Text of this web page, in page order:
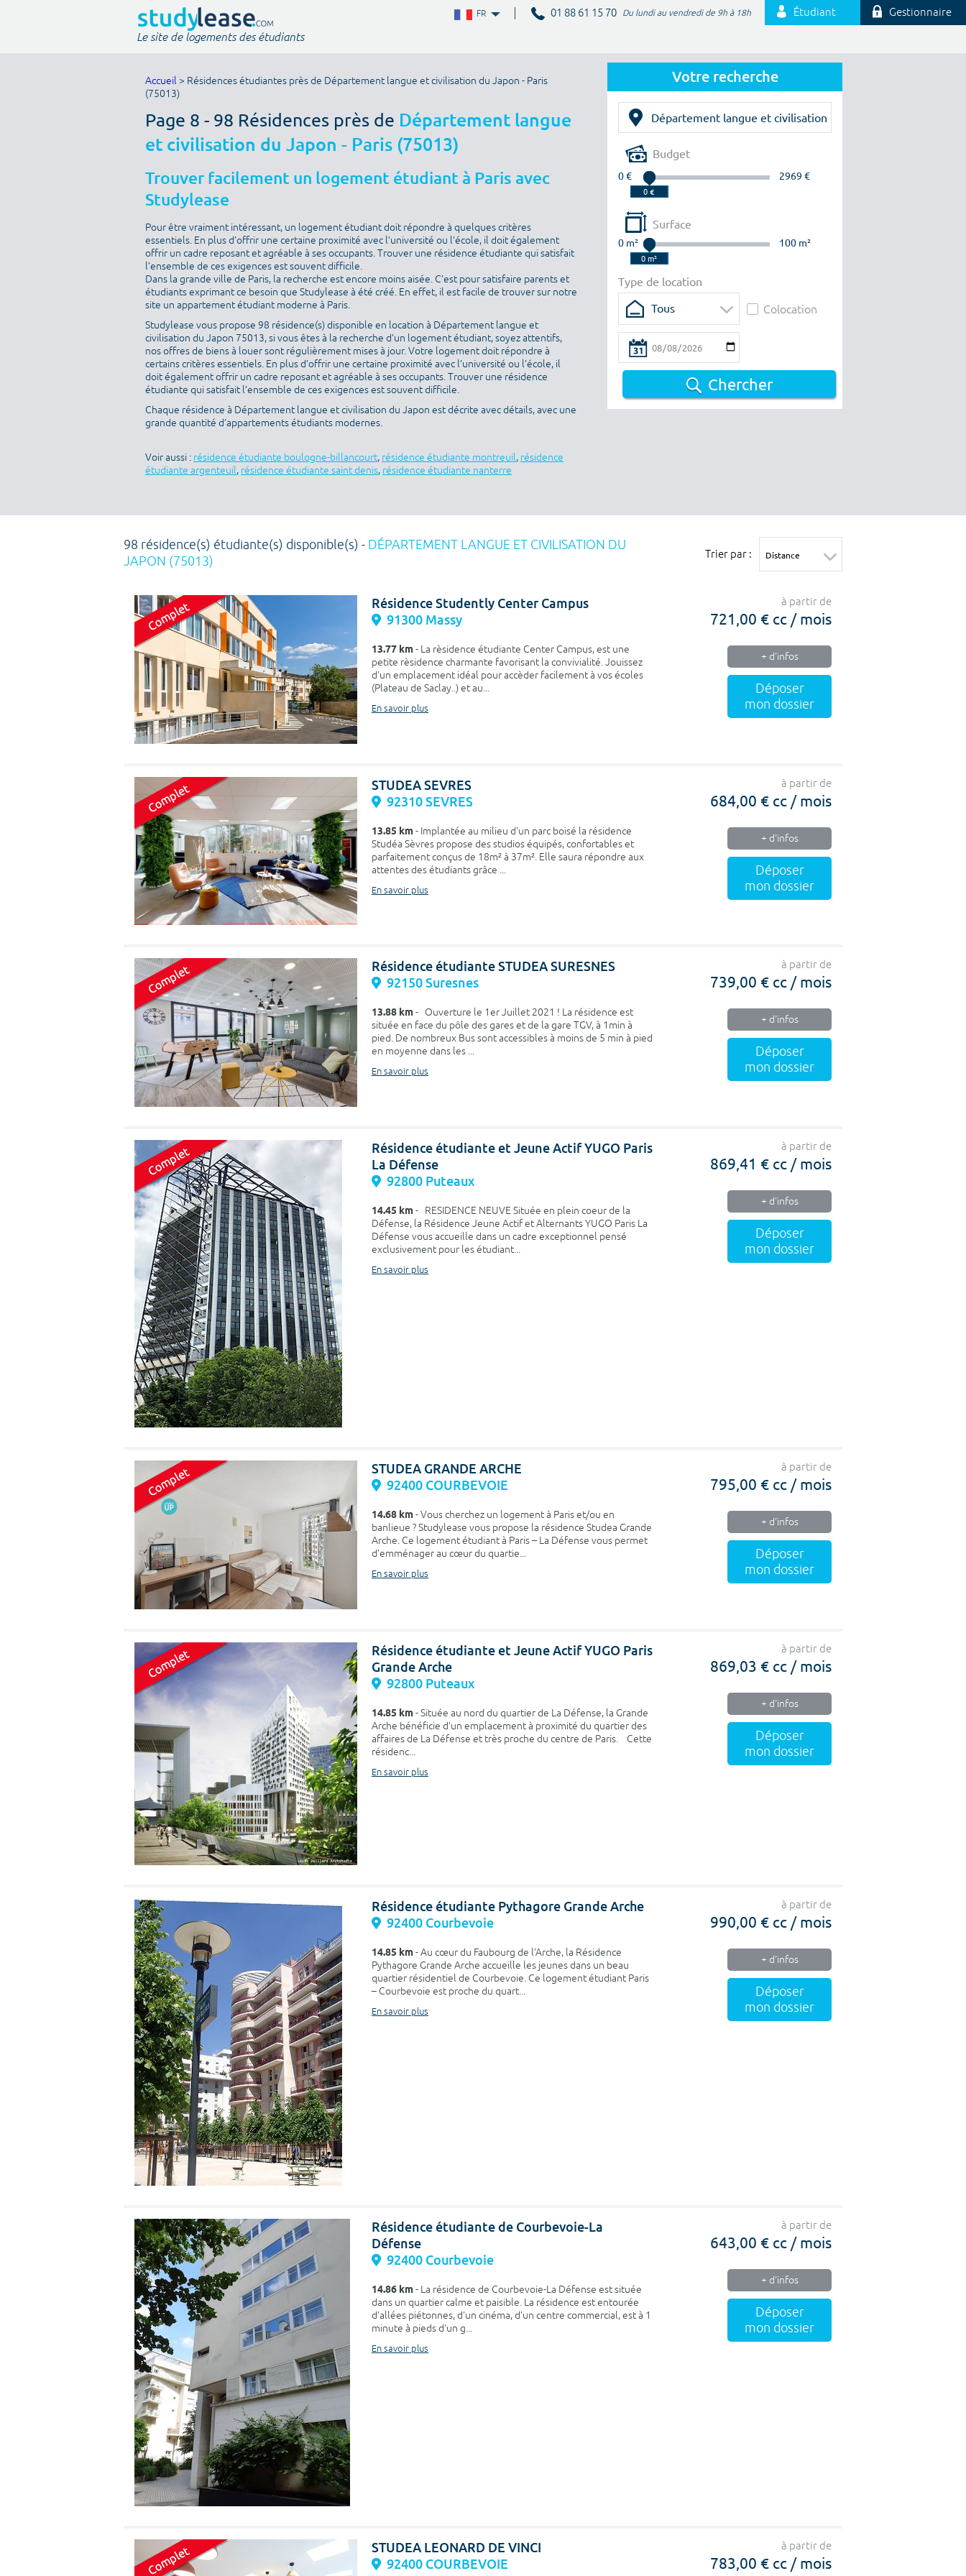
FR 01 88 61 15 70 Du lundi au vendredi de 9h à 18h Étudiant Gestionnaire
Le site de logements des étudiants
Votre recherche
Budget
0 € 2969 €
Surface
0 m² 100 m²
Type de location
Tous
Colocation
Chercher
Accueil > Résidences étudiantes près de Département langue et civilisation du Japon - Paris
(75013)
Page 8 - 98 Résidences près de Département langue
et civilisation du Japon - Paris (75013)
Trouver facilement un logement étudiant à Paris avec
Studylease
Pour être vraiment intéressant, un logement étudiant doit répondre à quelques critères
essentiels. En plus d’offrir une certaine proximité avec l’université ou l’école, il doit également
offrir un cadre reposant et agréable à ses occupants. Trouver une résidence étudiante qui satisfait
l’ensemble de ces exigences est souvent difficile.
Dans la grande ville de Paris, la recherche est encore moins aisée. C’est pour satisfaire parents et
étudiants exprimant ce besoin que Studylease à été créé. En effet, il est facile de trouver sur notre
site un appartement étudiant moderne à Paris.
Studylease vous propose 98 résidence(s) disponible en location à Département langue et
civilisation du Japon 75013, si vous êtes à la recherche d’un logement étudiant, soyez attentifs,
nos offres de biens à louer sont régulièrement mises à jour. Votre logement doit répondre à
certains critères essentiels. En plus d’offrir une certaine proximité avec l’université ou l’école, il
doit également offrir un cadre reposant et agréable à ses occupants. Trouver une résidence
étudiante qui satisfait l’ensemble de ces exigences est souvent difficile.
Chaque résidence à Département langue et civilisation du Japon est décrite avec détails, avec une
grande quantité d’appartements étudiants modernes.
Voir aussi : résidence étudiante boulogne-billancourt, résidence étudiante montreuil, résidence
étudiante argenteuil, résidence étudiante saint denis, résidence étudiante nanterre
98 résidence(s) étudiante(s) disponible(s) - DÉPARTEMENT LANGUE ET CIVILISATION DU
JAPON (75013)
Trier par :
Résidence Studently Center Campus
91300 Massy
13.77 km- La rèsidence étudiante Center Campus, est une
petite rèsidence charmante favorisant la convivialité. Jouissez
d'un emplacement idéal pour accèder facilement à vos écoles
(Plateau de Saclay..) et au...
En savoir plus
à partir de
721,00 € cc / mois
+ d'infos
Déposer
mon dossier
STUDEA SEVRES
92310 SEVRES
13.85 km- Implantée au milieu d'un parc boisé la résidence
Studéa Sèvres propose des studios équipés, confortables et
parfaitement conçus de 18m² à 37m². Elle saura répondre aux
attentes des étudiants grâce ...
En savoir plus
à partir de
684,00 € cc / mois
+ d'infos
Déposer
mon dossier
Résidence étudiante STUDEA SURESNES
92150 Suresnes
13.88 km- Ouverture le 1er Juillet 2021 ! La résidence est
située en face du pôle des gares et de la gare TGV, à 1min à
pied. De nombreux Bus sont accessibles à moins de 5 min à pied
en moyenne dans les ...
En savoir plus
à partir de
739,00 € cc / mois
+ d'infos
Déposer
mon dossier
Résidence étudiante et Jeune Actif YUGO Paris
La Défense
92800 Puteaux
14.45 km- RESIDENCE NEUVE Située en plein coeur de la
Défense, la Résidence Jeune Actif et Alternants YUGO Paris La
Défense vous accueille dans un cadre exceptionnel pensé
exclusivement pour les étudiant...
En savoir plus
à partir de
869,41 € cc / mois
+ d'infos
Déposer
mon dossier
STUDEA GRANDE ARCHE
92400 COURBEVOIE
14.68 km- Vous cherchez un logement à Paris et/ou en
banlieue ? Studylease vous propose la résidence Studea Grande
Arche. Ce logement étudiant à Paris – La Défense vous permet
d’emménager au cœur du quartie...
En savoir plus
à partir de
795,00 € cc / mois
+ d'infos
Déposer
mon dossier
Résidence étudiante et Jeune Actif YUGO Paris
Grande Arche
92800 Puteaux
14.85 km- Située au nord du quartier de La Défense, la Grande
Arche bénéficie d’un emplacement à proximité du quartier des
affaires de La Défense et très proche du centre de Paris. Cette
résidenc...
En savoir plus
à partir de
869,03 € cc / mois
+ d'infos
Déposer
mon dossier
Résidence étudiante Pythagore Grande Arche
92400 Courbevoie
14.85 km- Au cœur du Faubourg de l’Arche, la Résidence
Pythagore Grande Arche accueille les jeunes dans un beau
quartier résidentiel de Courbevoie. Ce logement étudiant Paris
– Courbevoie est proche du quart...
En savoir plus
à partir de
990,00 € cc / mois
+ d'infos
Déposer
mon dossier
Résidence étudiante de Courbevoie-La
Défense
92400 Courbevoie
14.86 km- La résidence de Courbevoie-La Défense est située
dans un quartier calme et paisible. La résidence est entourée
d’allées piétonnes, d'un cinéma, d’un centre commercial, est à 1
minute à pieds d'un g...
En savoir plus
à partir de
643,00 € cc / mois
+ d'infos
Déposer
mon dossier
STUDEA LEONARD DE VINCI
92400 COURBEVOIE
à partir de
783,00 € cc / mois